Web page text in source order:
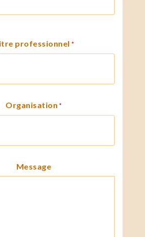
professionnel *
Organisation *
Message